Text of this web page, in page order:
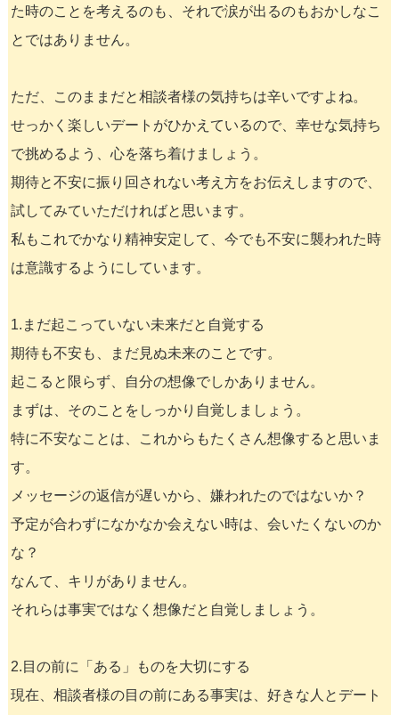
た時のことを考えるのも、それで涙が出るのもおかしなこ
とではありません。
ただ、このままだと相談者様の気持ちは辛いですよね。
せっかく楽しいデートがひかえているので、幸せな気持ち
で挑めるよう、心を落ち着けましょう。
期待と不安に振り回されない考え方をお伝えしますので、
試してみていただければと思います。
私もこれでかなり精神安定して、今でも不安に襲われた時
は意識するようにしています。
1.まだ起こっていない未来だと自覚する
期待も不安も、まだ見ぬ未来のことです。
起こると限らず、自分の想像でしかありません。
まずは、そのことをしっかり自覚しましょう。
特に不安なことは、これからもたくさん想像すると思いま
す。
メッセージの返信が遅いから、嫌われたのではないか？
予定が合わずになかなか会えない時は、会いたくないのか
な？
なんて、キリがありません。
それらは事実ではなく想像だと自覚しましょう。
2.目の前に「ある」ものを大切にする
現在、相談者様の目の前にある事実は、好きな人とデート